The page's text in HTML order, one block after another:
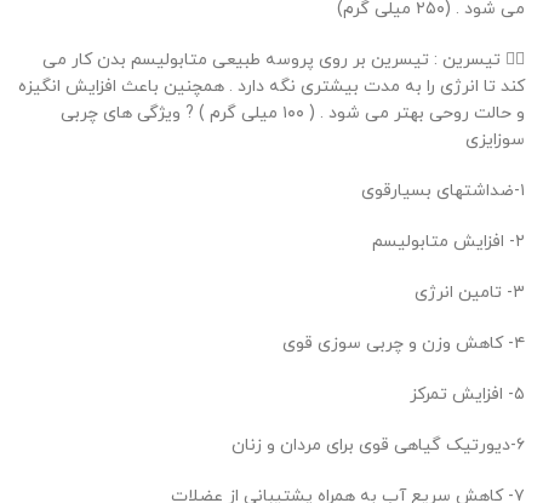
می شود . (۲۵۰ میلی گرم)
۵⃣ تیسرین : تیسرین بر روی پروسه طبیعی متابولیسم بدن کار می
کند تا انرژی را به مدت بیشتری نگه دارد . همچنین باعث افزایش انگیزه
و حالت روحی بهتر می شود . ( ۱۰۰ میلی گرم ) ? ویژگی های چربی
سوزایزی
۱-ضداشتهای بسیارقوی
۲- افزایش متابولیسم
۳- تامین انرژی
۴- کاهش وزن و چربی سوزی قوی
۵- افزایش تمرکز
۶-دیورتیک گیاهی قوی برای مردان و زنان
۷- کاهش سریع آب به همراه پشتیبانی از عضلات